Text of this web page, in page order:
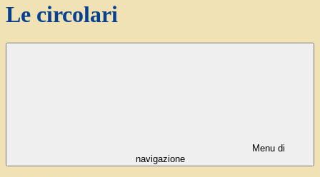
Le circolari
Menu di
navigazione